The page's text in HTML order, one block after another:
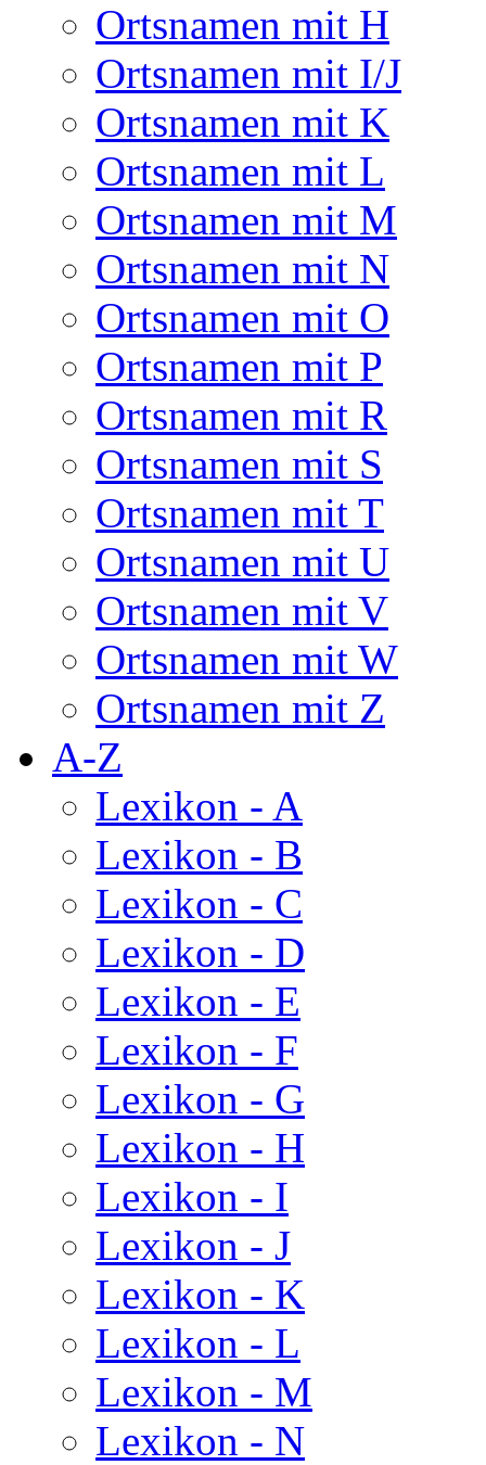
Ortsnamen mit H
Ortsnamen mit I/J
Ortsnamen mit K
Ortsnamen mit L
Ortsnamen mit M
Ortsnamen mit N
Ortsnamen mit O
Ortsnamen mit P
Ortsnamen mit R
Ortsnamen mit S
Ortsnamen mit T
Ortsnamen mit U
Ortsnamen mit V
Ortsnamen mit W
Ortsnamen mit Z
A-Z
Lexikon - A
Lexikon - B
Lexikon - C
Lexikon - D
Lexikon - E
Lexikon - F
Lexikon - G
Lexikon - H
Lexikon - I
Lexikon - J
Lexikon - K
Lexikon - L
Lexikon - M
Lexikon - N